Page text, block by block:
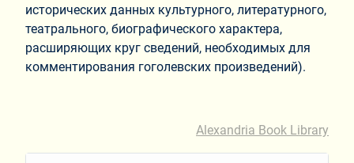
исторических данных культурного, литературного,
театрального, биографического характера,
расширяющих круг сведений, необходимых для
комментирования гоголевских произведений).
Alexandria Book Library